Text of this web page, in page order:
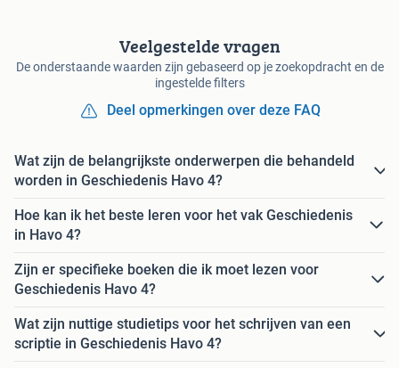
Veelgestelde vragen
De onderstaande waarden zijn gebaseerd op je zoekopdracht en de
ingestelde filters
Deel opmerkingen over deze FAQ
Wat zijn de belangrijkste onderwerpen die behandeld
worden in Geschiedenis Havo 4?
Hoe kan ik het beste leren voor het vak Geschiedenis
in Havo 4?
Zijn er specifieke boeken die ik moet lezen voor
Geschiedenis Havo 4?
Wat zijn nuttige studietips voor het schrijven van een
scriptie in Geschiedenis Havo 4?